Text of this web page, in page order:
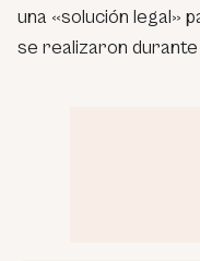
una «solución legal»
se realizaron durante